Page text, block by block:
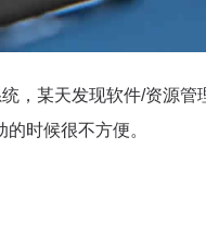
，某天发现软件/资源
时候很不方便。